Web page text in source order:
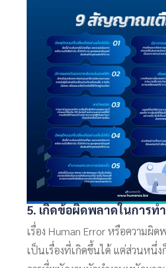
5. เกิดข้อผิดพลาดในการท
เรื่อง Human Error หรือความผิด
เป็นเรื่องที่เกิดขึ้นได้ แต่ส่วนหนึ่ง